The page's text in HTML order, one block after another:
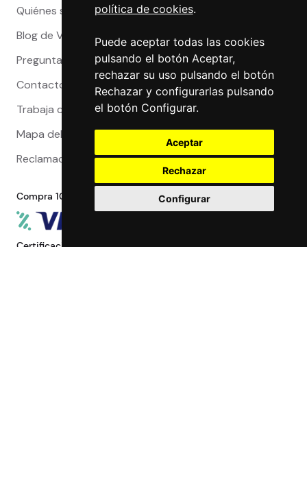
política de cookies.
Puede aceptar todas las cookies
pulsando el botón Aceptar,
rechazar su uso pulsando el botón
Rechazar y configurarlas pulsando
el botón Configurar.
Aceptar
Rechazar
Configurar
Quiénes somos
Blog de Viajeros
Preguntas Frecuentes
Contacto
Trabaja con nosotros
Mapa del sitio
Reclamaciones
Compra 100% segura
Certificaciones